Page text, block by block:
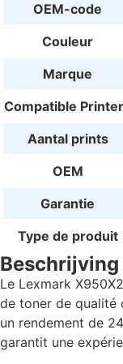
OEM-code
Couleur
Marque
Compatible
Aantal prints
OEM
Garantie
Type de produit
Beschrijving
Le Lexmark
de toner de qualité
un rendement de
garantit une